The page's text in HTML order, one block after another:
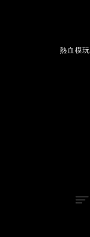
熱血模